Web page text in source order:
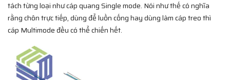
tách từng loại như cáp quang Single mode. Nói như thế có nghĩa
rằng chôn trực tiếp, dùng để luồn cống hay dùng làm cáp treo thì
cáp Multimode đều có thể chiến hết.